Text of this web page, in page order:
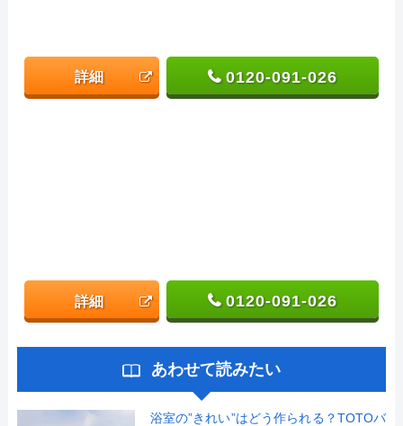
詳細 0120-091-026
詳細 0120-091-026
あわせて読みたい
浴室の”きれい”はどう作られる？TOTOバ